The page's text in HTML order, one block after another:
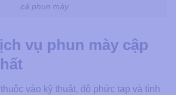
cả phun mày
vụ phun mày cập
vào kỹ thuật, độ phức tạp và tình